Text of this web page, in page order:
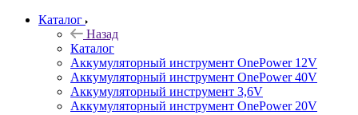
Каталог
Назад
Каталог
Аккумуляторный инструмент OnePower 12V
Аккумуляторный инструмент OnePower 40V
Аккумуляторный инструмент 3,6V
Аккумуляторный инструмент OnePower 20V